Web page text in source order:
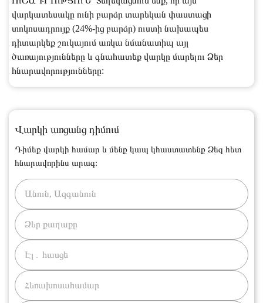
վարկատեսակը ունի բարձր տարեկան փաստացի
տոկոսադրույք (24%-ից բարձր) ուստի նախապես
դիտարկեք շուկայում առկա նմանատիպ այլ
ծառայությունները և գնահատեք վարկը մարելու Ձեր
հնարավորությունները:
Վարկի առցանց դիմում
Դիմեք վարկի համար և մենք կապ կհաստատենք Ձեզ հետ
հնարավորինս արագ: